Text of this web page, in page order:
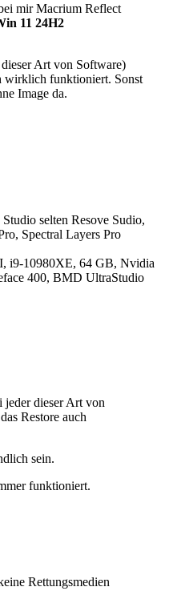
mir Macrium Reflect
11 24H2
Art von Software)
wirklich funktioniert. Sonst
Image da.
selten Resove Sudio,
Spectral Layers Pro
i9-10980XE, 64 GB, Nvidia
400, BMD UltraStudio
jeder dieser Art von
Restore auch
sein.
funktioniert.
Rettungsmedien